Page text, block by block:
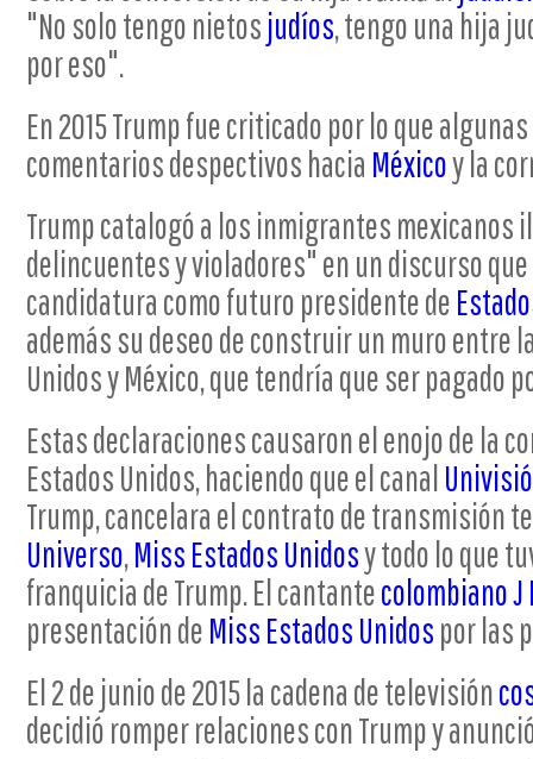
"No solo tengo nietos judíos, tengo una hija
por eso".
En 2015 Trump fue criticado por lo que
comentarios despectivos hacia Méxicoy la
Trump catalogó a los inmigrantes mexicanos
delincuentes y violadores" en un discurso
candidatura como futuro presidente de
además su deseo de construir un muro entre
Unidos y México, que tendría que ser pagado
Estas declaraciones causaron el enojo de la
Estados Unidos, haciendo que el canal
Trump, cancelara el contrato de transmisión
Universo,Miss Estados Unidosy todo lo que
franquicia de Trump. El cantantecolombianoJ
presentación de Miss Estados Unidos por las
El 2 de junio de 2015 la cadena de televisión
decidió romper relaciones con Trump y